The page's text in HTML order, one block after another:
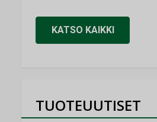
KATSO KAIKKI
TUOTEUUTISET